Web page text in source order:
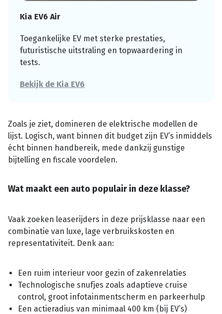
Kia EV6 Air
Toegankelijke EV met sterke prestaties,
futuristische uitstraling en topwaardering in
tests.
Bekijk de Kia EV6
Zoals je ziet, domineren de elektrische modellen de
lijst. Logisch, want binnen dit budget zijn EV’s inmiddels
écht binnen handbereik, mede dankzij gunstige
bijtelling en fiscale voordelen.
Wat maakt een auto populair in deze klasse?
Vaak zoeken leaserijders in deze prijsklasse naar een
combinatie van luxe, lage verbruikskosten en
representativiteit. Denk aan:
Een ruim interieur voor gezin of zakenrelaties
Technologische snufjes zoals adaptieve cruise
control, groot infotainmentscherm en parkeerhulp
Een actieradius van minimaal 400 km (bij EV’s)